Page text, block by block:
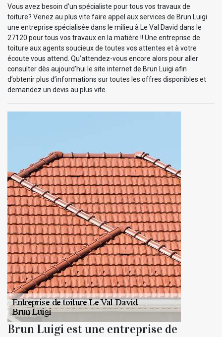
Vous avez besoin d’un spécialiste pour tous vos travaux de
toiture? Venez au plus vite faire appel aux services de Brun Luigi
une entreprise spécialisée dans le milieu à Le Val David dans le
27120 pour tous vos travaux en la matière !! Une entreprise de
toiture aux agents soucieux de toutes vos attentes et à votre
écoute vous attend. Qu’attendez-vous encore alors pour aller
consulter dès aujourd’hui le site internet de Brun Luigi afin
d’obtenir plus d’informations sur toutes les offres disponibles et
demandez un devis au plus vite.
Brun Luigi est une entreprise de